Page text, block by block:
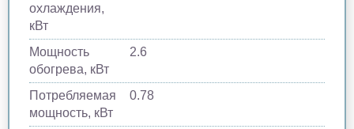
охлаждения,
кВт
Мощность
обогрева, кВт
2.6
Потребляемая
мощность, кВт
0.78